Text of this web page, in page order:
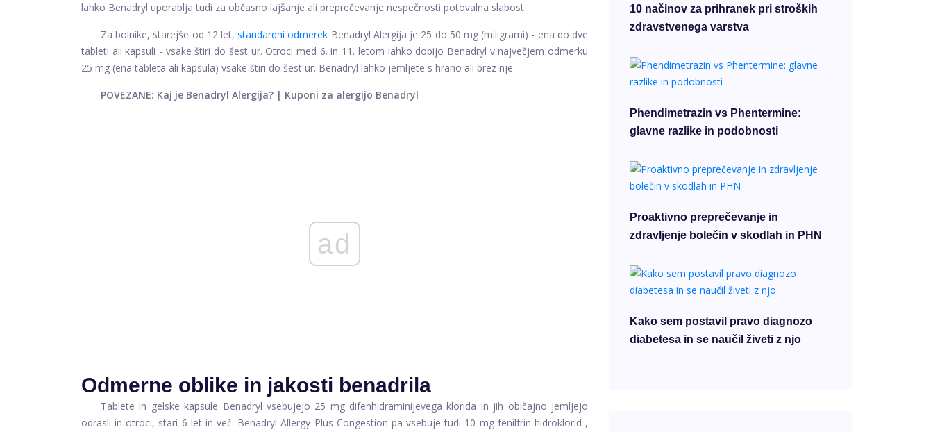
lahko Benadryl uporablja tudi za občasno lajšanje ali preprečevanje nespečnosti potovalna slabost .
Za bolnike, starejše od 12 let, standardni odmerek Benadryl Alergija je 25 do 50 mg (miligrami) - ena do dve
tableti ali kapsuli - vsake štiri do šest ur. Otroci med 6. in 11. letom lahko dobijo Benadryl v največjem odmerku
25 mg (ena tableta ali kapsula) vsake štiri do šest ur. Benadryl lahko jemljete s hrano ali brez nje.
POVEZANE: Kaj je Benadryl Alergija? | Kuponi za alergijo Benadryl
ad
Odmerne oblike in jakosti benadrila
Tablete in gelske kapsule Benadryl vsebujejo 25 mg difenhidraminijevega klorida in jih običajno jemljejo
odrasli in otroci, stari 6 let in več. Benadryl Allergy Plus Congestion pa vsebuje tudi 10 mg fenilfrin hidroklorid ,
10 načinov za prihranek pri stroških
zdravstvenega varstva
Phendimetrazin vs Phentermine:
glavne razlike in podobnosti
Proaktivno preprečevanje in
zdravljenje bolečin v skodlah in PHN
Kako sem postavil pravo diagnozo
diabetesa in se naučil živeti z njo